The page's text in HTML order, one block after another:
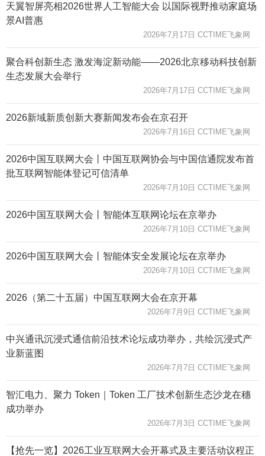
天翼智屏亮相2026世界人工智能大会 以国际视野推动家庭场
景AI普惠
2026年7月17日 CCTIME飞象网
聚合科创新生态 激发海淀新动能——2026北京移动科技创新
生态发展大会举行
2026年7月17日 CCTIME飞象网
2026新域新质创新大赛新闻发布会在京召开
2026年7月16日 CCTIME飞象网
2026中国互联网大会丨中国互联网协会与中国信通院发布首
批互联网智能体登记可信清单
2026年7月10日 CCTIME飞象网
2026中国互联网大会丨智能体互联网论坛在京举办
2026年7月10日 CCTIME飞象网
2026中国互联网大会丨智能体安全发展论坛在京举办
2026年7月10日 CCTIME飞象网
2026（第二十五届）中国互联网大会在京开幕
2026年7月9日 CCTIME飞象网
中兴通讯沉浸式通信前沿技术论坛成功举办，共绘沉浸式产
业新蓝图
2026年7月7日 CCTIME飞象网
智汇电力、聚力 Token｜Token 工厂技术创新生态沙龙在穗
成功举办
2026年7月3日 CCTIME飞象网
【抢先一览】2026工业互联网大会开幕式及主要活动议程正